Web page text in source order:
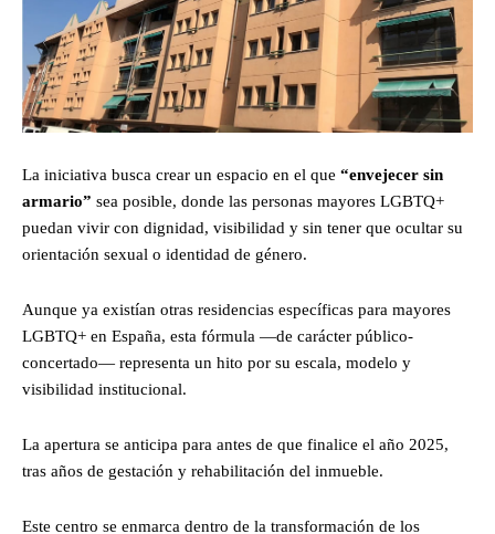
La iniciativa busca crear un espacio en el que “envejecer sin
armario” sea posible, donde las personas mayores LGBTQ+
puedan vivir con dignidad, visibilidad y sin tener que ocultar su
orientación sexual o identidad de género.
Aunque ya existían otras residencias específicas para mayores
LGBTQ+ en España, esta fórmula —de carácter público-
concertado— representa un hito por su escala, modelo y
visibilidad institucional.
La apertura se anticipa para antes de que finalice el año 2025,
tras años de gestación y rehabilitación del inmueble.
Este centro se enmarca dentro de la transformación de los